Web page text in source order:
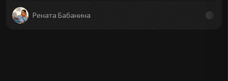
Рената Бабанина